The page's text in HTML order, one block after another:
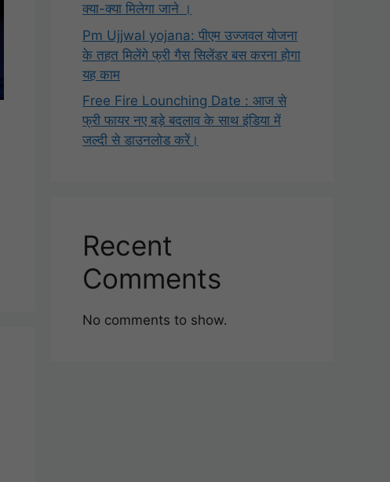
क्या-क्या मिलेगा जाने ।
Pm Ujjwal yojana: पीएम उज्जवल योजना
के तहत मिलेंगे फ्री गैस सिलेंडर बस करना होगा
यह काम
Free Fire Lounching Date : आज से
फ्री फायर नए बड़े बदलाव के साथ इंडिया में
जल्दी से डाउनलोड करें।
Recent
Comments
No comments to show.